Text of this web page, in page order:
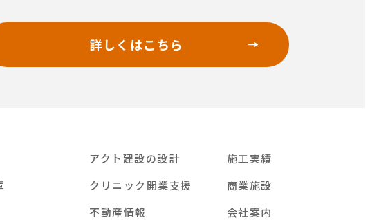
詳しくはこちら
アクト建設の設計
施工実績
クリニック開業支援
商業施設
不動産情報
会社案内